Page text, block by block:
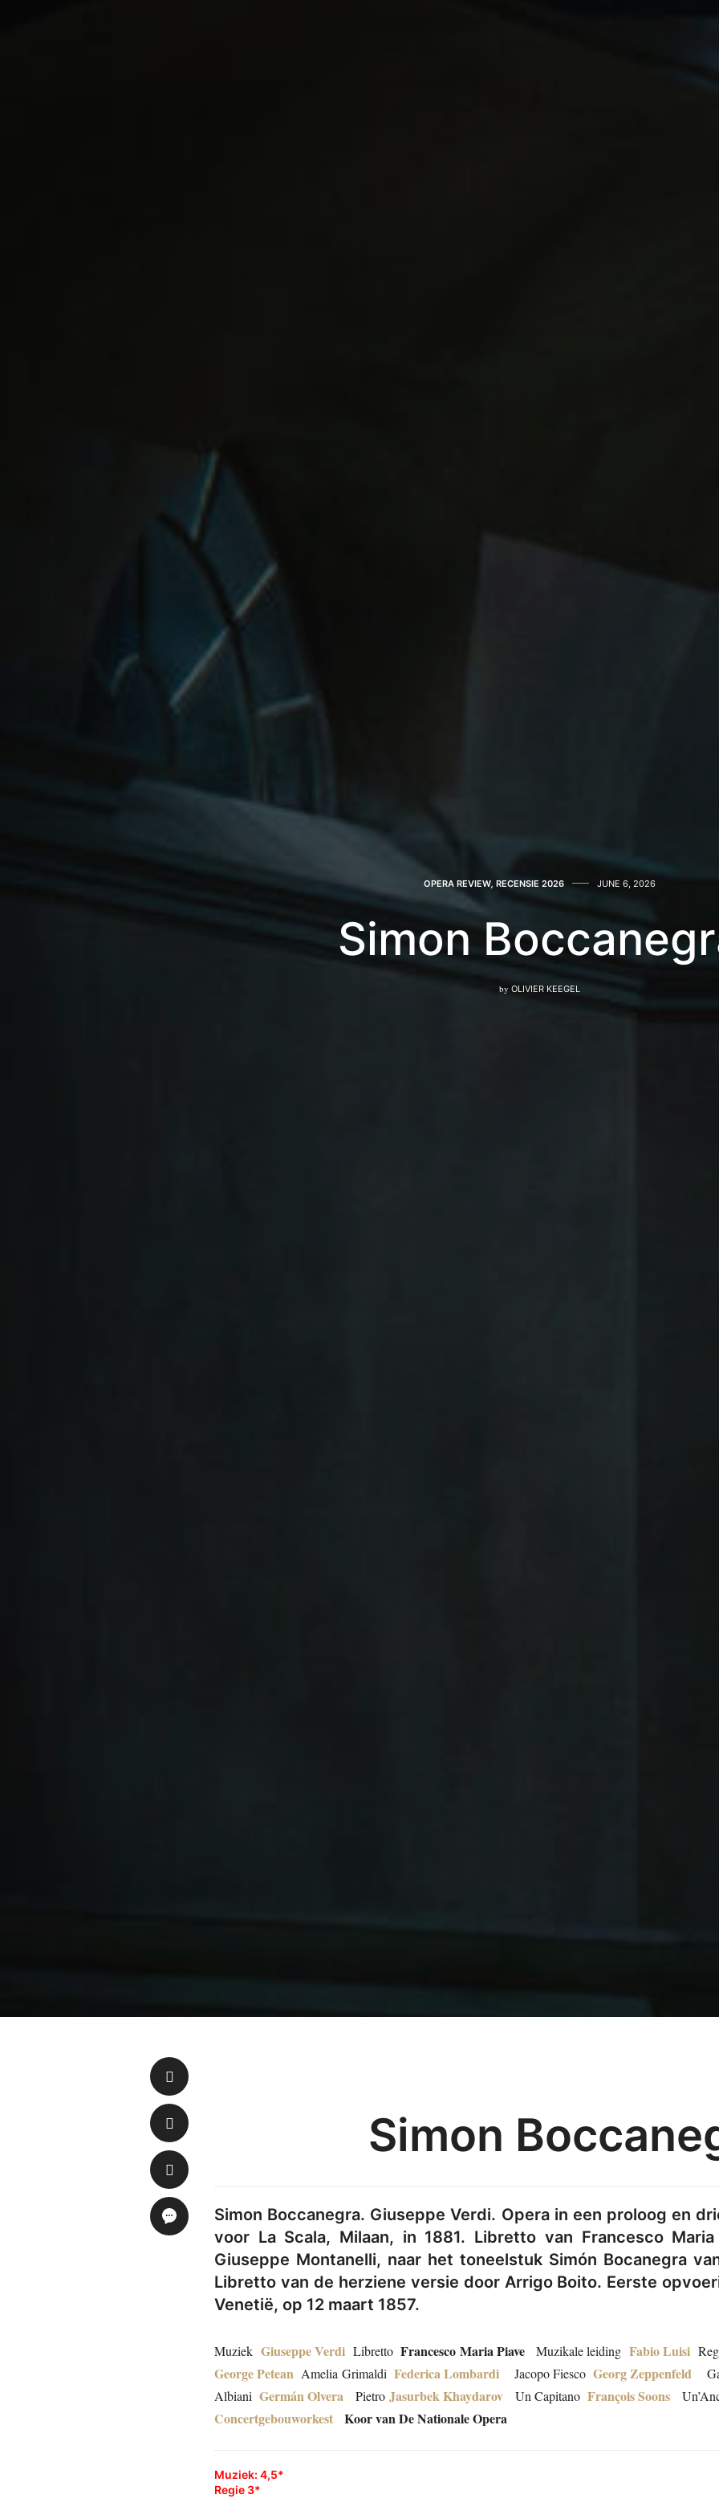
OPERA REVIEW, RECENSIE 2026 JUNE 6, 2026
Simon
by OLIVIER KEEGEL
Simon
Simon Boccanegra. Giuseppe Verdi. Opera in een proloog en
voor La Scala, Milaan, in 1881. Libretto van Francesco
Giuseppe Montanelli, naar het toneelstuk Simón Bocanegra
Libretto van de herziene versie door Arrigo Boito. Eerste
Venetië, op 12 maart 1857.
Muziek Giuseppe VerdiLibrettoFrancesco Maria Piave Muzikale leiding Fabio Luisi
George Petean Amelia Grimaldi Federica Lombardi Jacopo FiescoGeorg Zeppenfeld
AlbianiGermán Olvera Pietro Jasurbek KhaydarovUn CapitanoFrançois Soons
Concertgebouworkest Koor van De Nationale Opera
Muziek: 4,5*
Regie 3*